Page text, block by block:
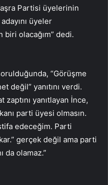
Partisi üyelerinin
üyeler
olacağım” dedi.
“Görüşme
değil” yanıtını verdi.
zaptını yanıtlayan İnce,
parti üyesi olmasın.
edeceğim. Parti
gerçek değil ama parti
da olamaz.”